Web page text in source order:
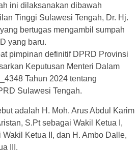
ini dilaksanakan dibawah
Tinggi Sulawesi Tengah, Dr. Hj.
bertugas mengambil sumpah
yang baru.
pimpinan definitif DPRD Provinsi
Keputusan Menteri Dalam
Tahun 2024 tentang
Sulawesi Tengah.
adalah H. Moh. Arus Abdul Karim
S.Pt sebagai Wakil Ketua I,
Ketua II, dan H. Ambo Dalle,
III.